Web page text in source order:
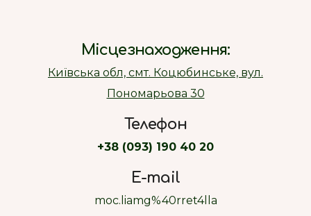
Місцезнаходження:
Київська обл, смт. Коцюбинське, вул.
Пономарьова 30
Телефон
+38 (093) 190 40 20
E-mail
moc.liamg%40rret4lla